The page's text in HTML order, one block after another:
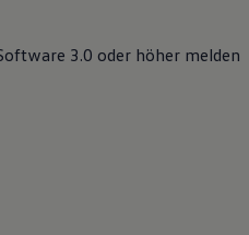
3.0 oder höher melden